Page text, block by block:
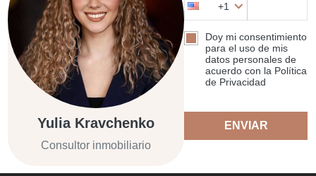
Yulia Kravchenko
Consultor inmobiliario
+1
Doy mi consentimiento
para el uso de mis
datos personales de
acuerdo con la Política
de Privacidad
ENVIAR